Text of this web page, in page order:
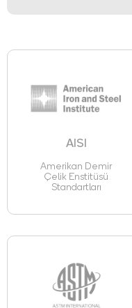
AISI
Amerikan Demir
Çelik Enstitüsü
Standartları